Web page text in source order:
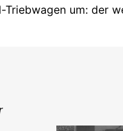
um: der